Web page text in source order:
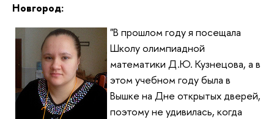
Новгород:
"В прошлом году я посещала
Школу олимпиадной
математики Д.Ю. Кузнецова, а в
этом учебном году была в
Вышке на Дне открытых дверей,
поэтому не удивилась, когда